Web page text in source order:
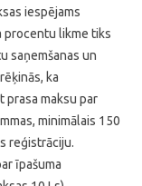
iespējams
procentu likme tiks
saņemšanas un
ka
prasa maksu par
minimālais 150
reģistrāciju.
īpašuma